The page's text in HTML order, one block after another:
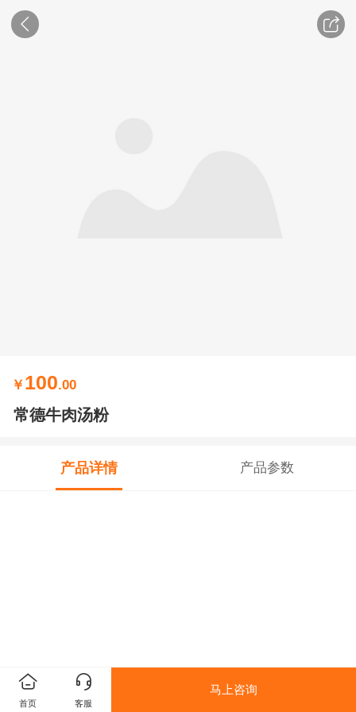
￥ 100.00
常德牛肉汤粉
产品详情 产品参数
首页 客服
马上咨询